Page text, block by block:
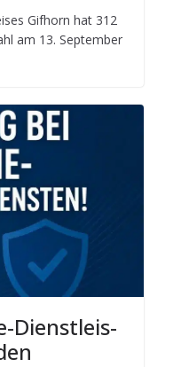
Gif­horn hat 312
am 13. Sep­tem­ber
Dienst­leis­